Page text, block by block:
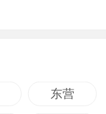
东营